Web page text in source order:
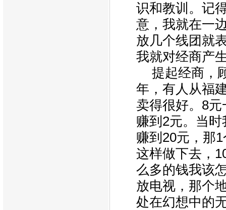
识和教训。记
意，我就在一
放几个线团就
我就对经商产
提起经商，
年，有人从福
卖得很好。8
赚到2元。当
赚到20元，那
这样做下去，
么多的钱我该
放电视，那个
处在幻想中的